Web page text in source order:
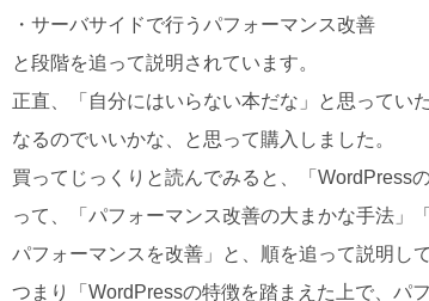
・サーバサイドで行うパフォーマンス改善
と段階を追って説明されています。
正直、「自分にはいらない本だな」と思ってい
なるのでいいかな、と思って購入しました。
買ってじっくりと読んでみると、「WordPress
って、「パフォーマンス改善の大まかな手法」
パフォーマンスを改善」と、順を追って説明し
つまり「WordPressの特徴を踏まえた上で、パ